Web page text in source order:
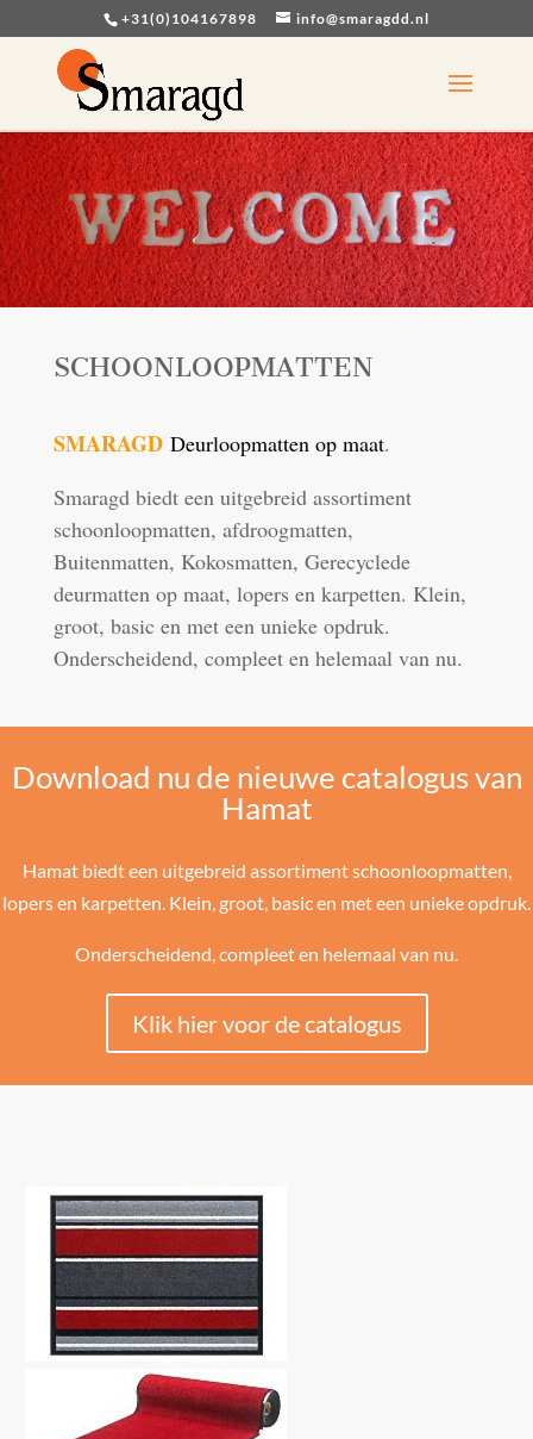
+31(0)104167898 info@smaragdd.nl
SCHOONLOOPMATTEN
SMARAGD Deurloopmatten op maat.
Smaragd biedt een uitgebreid assortiment
schoonloopmatten, afdroogmatten,
Buitenmatten, Kokosmatten, Gerecyclede
deurmatten op maat, lopers en karpetten. Klein,
groot, basic en met een unieke opdruk.
Onderscheidend, compleet en helemaal van nu.
Download nu de nieuwe catalogus van
Hamat
Hamat biedt een uitgebreid assortiment schoonloopmatten,
lopers en karpetten. Klein, groot, basic en met een unieke opdruk.
Onderscheidend, compleet en helemaal van nu.
Klik hier voor de catalogus